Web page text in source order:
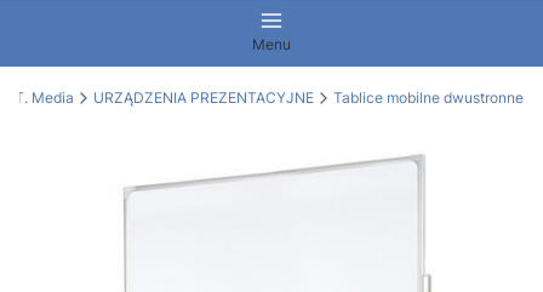
Menu
S.T. Media URZĄDZENIA PREZENTACYJNE Tablice mobilne dwustronne